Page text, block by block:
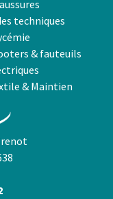
techniques
& fauteuils
& Maintien